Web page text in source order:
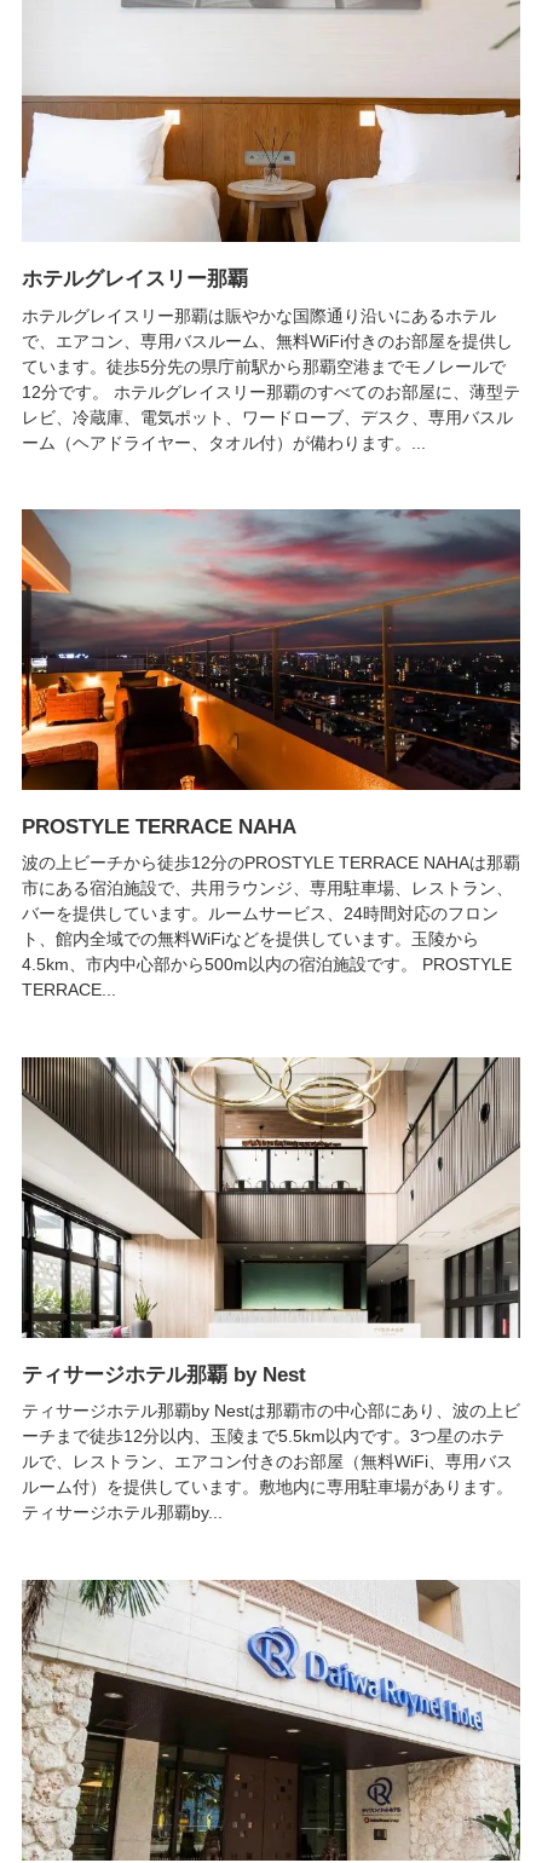
ホテルグレイスリー那覇
ホテルグレイスリー那覇は賑やかな国際通り沿いにあるホテル
で、エアコン、専用バスルーム、無料WiFi付きのお部屋を提供し
ています。徒歩5分先の県庁前駅から那覇空港までモノレールで
12分です。 ホテルグレイスリー那覇のすべてのお部屋に、薄型テ
レビ、冷蔵庫、電気ポット、ワードローブ、デスク、専用バスル
ーム（ヘアドライヤー、タオル付）が備わります。...
PROSTYLE TERRACE NAHA
波の上ビーチから徒歩12分のPROSTYLE TERRACE NAHAは那覇
市にある宿泊施設で、共用ラウンジ、専用駐車場、レストラン、
バーを提供しています。ルームサービス、24時間対応のフロン
ト、館内全域での無料WiFiなどを提供しています。玉陵から
4.5km、市内中心部から500m以内の宿泊施設です。 PROSTYLE
TERRACE...
ティサージホテル那覇 by Nest
ティサージホテル那覇by Nestは那覇市の中心部にあり、波の上ビ
ーチまで徒歩12分以内、玉陵まで5.5km以内です。3つ星のホテ
ルで、レストラン、エアコン付きのお部屋（無料WiFi、専用バス
ルーム付）を提供しています。敷地内に専用駐車場があります。
ティサージホテル那覇by...